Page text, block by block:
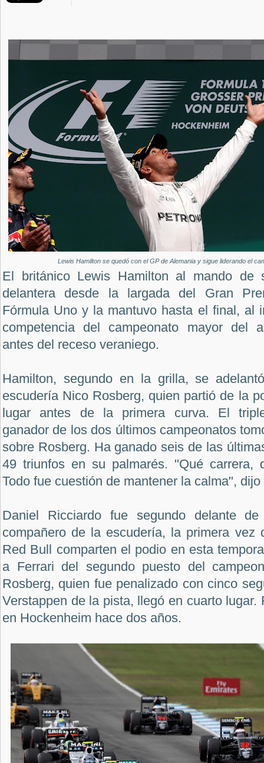
Lewis Hamilton se quedó con el GP de Alemania y sigue liderando el
El británico Lewis Hamilton al mando de
delantera desde la largada del Gran
Fórmula Uno y la mantuvo hasta el final, al
competencia del campeonato mayor del
antes del receso veraniego.
Hamilton, segundo en la grilla, se
escudería Nico Rosberg, quien partió de la
lugar antes de la primera curva. El
ganador de los dos últimos campeonatos
sobre Rosberg. Ha ganado seis de las
49 triunfos en su palmarés. "Qué carrera,
Todo fue cuestión de mantener la calma",
Daniel Ricciardo fue segundo delante
compañero de la escudería, la primera vez
Red Bull comparten el podio en esta
a Ferrari del segundo puesto del
Rosberg, quien fue penalizado con cinco
Verstappen de la pista, llegó en cuarto lugar.
en Hockenheim hace dos años.